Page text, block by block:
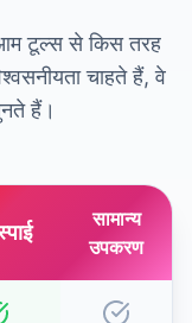
टूल्स से किस तरह
चाहते हैं, वे
हैं।
सामान्य
उपकरण